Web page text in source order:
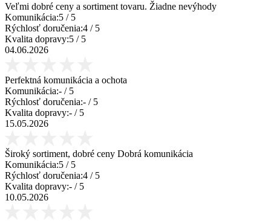
Veľmi dobré ceny a sortiment tovaru. Žiadne nevýhody
Komunikácia:5 / 5
Rýchlosť doručenia:4 / 5
Kvalita dopravy:5 / 5
04.06.2026
Perfektná komunikácia a ochota
Komunikácia:- / 5
Rýchlosť doručenia:- / 5
Kvalita dopravy:- / 5
15.05.2026
Široký sortiment, dobré ceny Dobrá komunikácia
Komunikácia:5 / 5
Rýchlosť doručenia:4 / 5
Kvalita dopravy:- / 5
10.05.2026